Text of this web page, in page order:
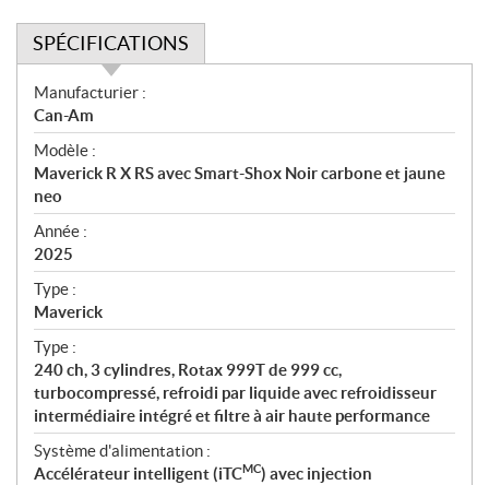
SPÉCIFICATIONS
S
p
é
c
i
f
i
c
a
t
i
o
n
s
Manufacturier :
Can-Am
Modèle :
Maverick R X RS avec Smart-Shox Noir carbone et jaune
neo
Année :
2025
Type :
Maverick
Type :
240 ch, 3 cylindres, Rotax 999T de 999 cc,
turbocompressé, refroidi par liquide avec refroidisseur
intermédiaire intégré et filtre à air haute performance
Système d'alimentation :
Accélérateur intelligent (iTCMC) avec injection